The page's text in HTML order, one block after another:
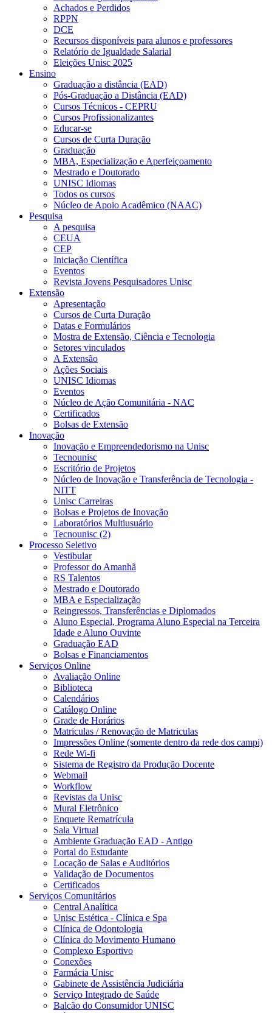
Achados e Perdidos
RPPN
DCE
Recursos disponíveis para alunos e professores
Relatório de Igualdade Salarial
Eleições Unisc 2025
Ensino
Graduação a distância (EAD)
Pós-Graduação a Distância (EAD)
Cursos Técnicos - CEPRU
Cursos Profissionalizantes
Educar-se
Cursos de Curta Duração
Graduação
MBA, Especialização e Aperfeiçoamento
Mestrado e Doutorado
UNISC Idiomas
Todos os cursos
Núcleo de Apoio Acadêmico (NAAC)
Pesquisa
A pesquisa
CEUA
CEP
Iniciação Científica
Eventos
Revista Jovens Pesquisadores Unisc
Extensão
Apresentação
Cursos de Curta Duração
Datas e Formulários
Mostra de Extensão, Ciência e Tecnologia
Setores vinculados
A Extensão
Ações Sociais
UNISC Idiomas
Eventos
Núcleo de Ação Comunitária - NAC
Certificados
Bolsas de Extensão
Inovação
Inovação e Empreendedorismo na Unisc
Tecnounisc
Escritório de Projetos
Núcleo de Inovação e Transferência de Tecnologia -
NITT
Unisc Carreiras
Bolsas e Projetos de Inovação
Laboratórios Multiusuário
Tecnounisc (2)
Processo Seletivo
Vestibular
Professor do Amanhã
RS Talentos
Mestrado e Doutorado
MBA e Especialização
Reingressos, Transferências e Diplomados
Aluno Especial, Programa Aluno Especial na Terceira
Idade e Aluno Ouvinte
Graduação EAD
Bolsas e Financiamentos
Serviços Online
Avaliação Online
Biblioteca
Calendários
Catálogo Online
Grade de Horários
Matriculas / Renovação de Matriculas
Impressões Online (somente dentro da rede dos campi)
Rede Wi-fi
Sistema de Registro da Produção Docente
Webmail
Workflow
Revistas da Unisc
Mural Eletrônico
Enquete Rematrícula
Sala Virtual
Ambiente Graduação EAD - Antigo
Portal do Estudante
Locação de Salas e Auditórios
Validação de Documentos
Certificados
Serviços Comunitários
Central Analítica
Unisc Estética - Clínica e Spa
Clínica de Odontologia
Clínica do Movimento Humano
Complexo Esportivo
Conexões
Farmácia Unisc
Gabinete de Assistência Judiciária
Serviço Integrado de Saúde
Balcão do Consumidor UNISC